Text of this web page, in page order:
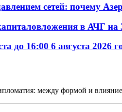
сетей: почему
в АЧГ
до 16:00 6 августа 2026
между формой и